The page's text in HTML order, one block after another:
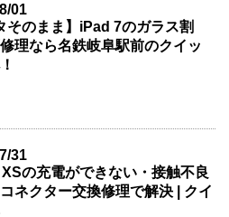
01
そのまま】iPad 7のガラス割
理なら名鉄岐阜駅前のクイッ
31
の充電ができない・接触不良
ネクター交換修理で解決 | クイ